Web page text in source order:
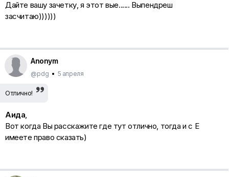
Дайте вашу зачетку, я этот вые...... Выпендреш
засчитаю))))))
Anonym
@pdg • 5 апреля
Отлично!
Аида,
Вот когда Вы расскажите где тут отлично, тогда и с Е
имеете право сказать)